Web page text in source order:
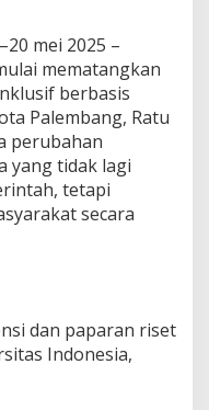
mei 2025 –
mematangkan
berbasis
Palembang, Ratu
perubahan
yang tidak lagi
tetapi
secara
dan paparan riset
Indonesia,